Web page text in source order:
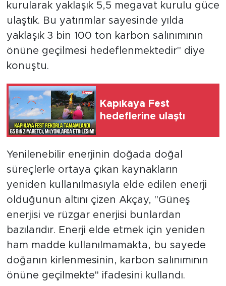
kurularak yaklaşık 5,5 megavat kurulu güce
ulaştık. Bu yatırımlar sayesinde yılda
yaklaşık 3 bin 100 ton karbon salınımının
önüne geçilmesi hedeflenmektedir" diye
konuştu.
Kapıkaya Fest
hedeflerine ulaştı
Yenilenebilir enerjinin doğada doğal
süreçlerle ortaya çıkan kaynakların
yeniden kullanılmasıyla elde edilen enerji
olduğunun altını çizen Akçay, "Güneş
enerjisi ve rüzgar enerjisi bunlardan
bazılarıdır. Enerji elde etmek için yeniden
ham madde kullanılmamakta, bu sayede
doğanın kirlenmesinin, karbon salınımının
önüne geçilmekte" ifadesini kullandı.